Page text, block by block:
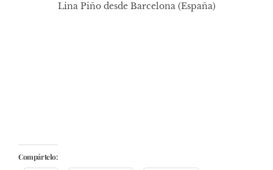
Lina Piño desde Barcelona (España)
Compártelo: